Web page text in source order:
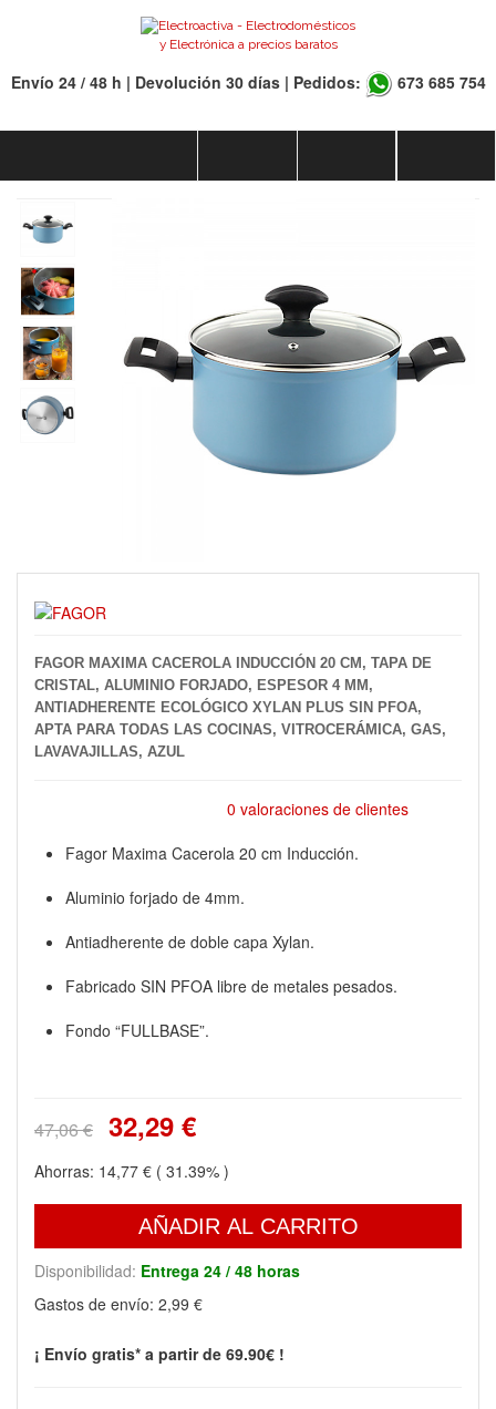
Envío 24 / 48 h | Devolución 30 días | Pedidos: 673 685 754
FAGOR MAXIMA CACEROLA INDUCCIÓN 20 CM, TAPA DE
CRISTAL, ALUMINIO FORJADO, ESPESOR 4 MM,
ANTIADHERENTE ECOLÓGICO XYLAN PLUS SIN PFOA,
APTA PARA TODAS LAS COCINAS, VITROCERÁMICA, GAS,
LAVAVAJILLAS, AZUL
0 valoraciones de clientes
Fagor Maxima Cacerola 20 cm Inducción.
Aluminio forjado de 4mm.
Antiadherente de doble capa Xylan.
Fabricado SIN PFOA libre de metales pesados.
Fondo “FULLBASE”.
47,06 € 32,29 €
Ahorras: 14,77 € ( 31.39% )
AÑADIR AL CARRITO
Disponibilidad: Entrega 24 / 48 horas
Gastos de envío: 2,99 €
¡ Envío gratis* a partir de 69.90€ !